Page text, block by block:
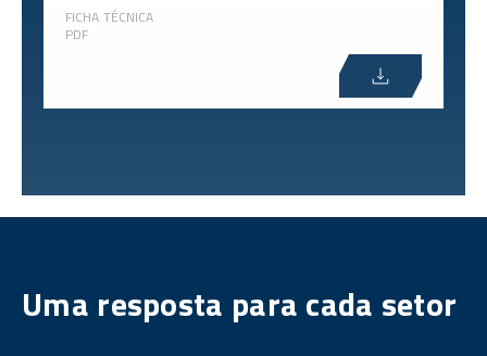
FICHA TÉCNICA
PDF
Uma resposta para cada setor